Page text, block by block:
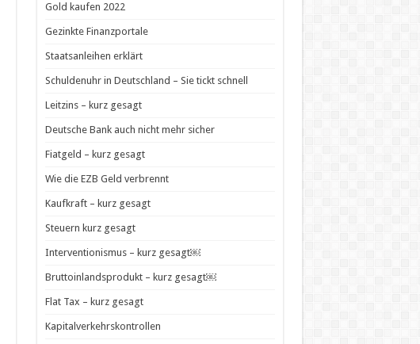
Gold kaufen 2022
Gezinkte Finanzportale
Staatsanleihen erklärt
Schuldenuhr in Deutschland – Sie tickt schnell
Leitzins – kurz gesagt
Deutsche Bank auch nicht mehr sicher
Fiatgeld – kurz gesagt
Wie die EZB Geld verbrennt
Kaufkraft – kurz gesagt
Steuern kurz gesagt
Interventionismus – kurz gesagt￼
Bruttoinlandsprodukt – kurz gesagt￼
Flat Tax – kurz gesagt
Kapitalverkehrskontrollen